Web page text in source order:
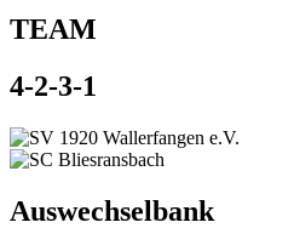
TEAM
4-2-3-1
Auswechselbank